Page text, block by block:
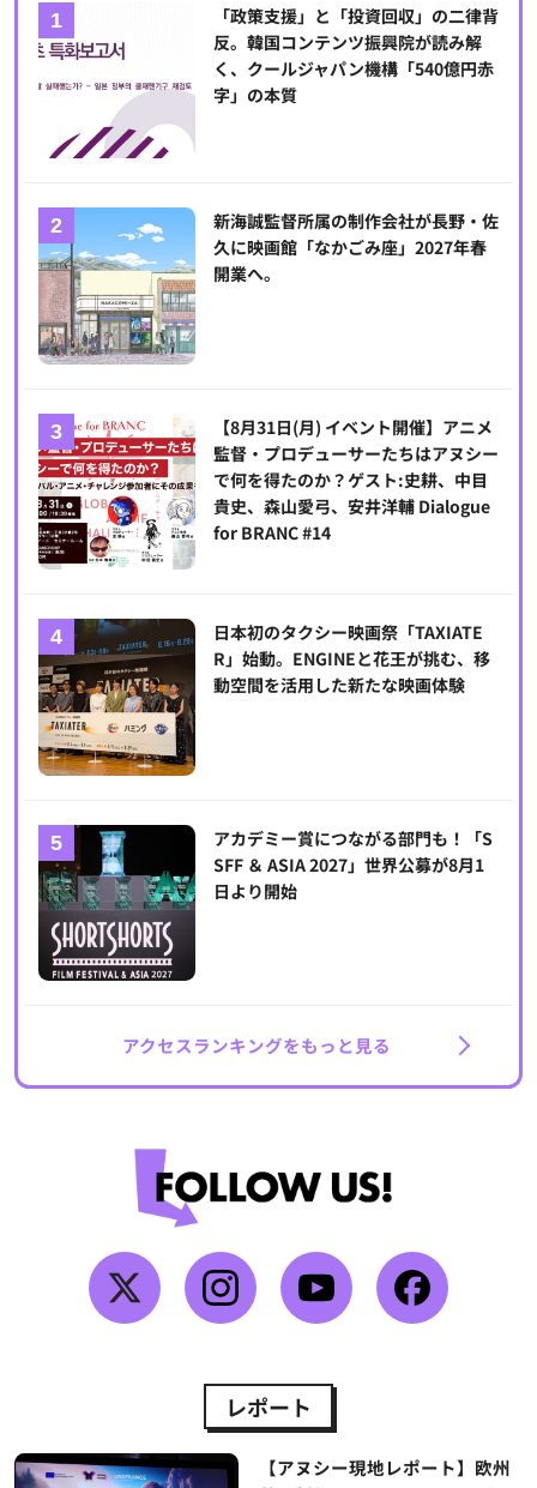
「政策支援」と「投資回収」の二律背
反。韓国コンテンツ振興院が読み解
く、クールジャパン機構「540億円赤
字」の本質
新海誠監督所属の制作会社が長野・佐
久に映画館「なかごみ座」2027年春
開業へ。
【8月31日(月) イベント開催】アニメ
監督・プロデューサーたちはアヌシー
で何を得たのか？ゲスト:史耕、中目
貴史、森山愛弓、安井洋輔 Dialogue
for BRANC #14
日本初のタクシー映画祭「TAXIATE
R」始動。ENGINEと花王が挑む、移
動空間を活用した新たな映画体験
アカデミー賞につながる部門も！「S
SFF ＆ ASIA 2027」世界公募が8月1
日より開始
アクセスランキングをもっと見る
レポート
【アヌシー現地レポート】欧州